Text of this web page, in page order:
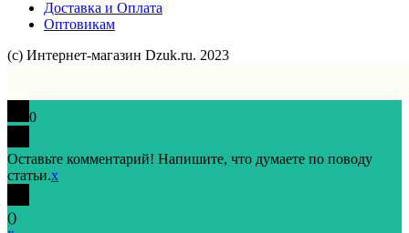
Доставка и Оплата
Оптовикам
(с) Интернет-магазин Dzuk.ru. 2023
0
Оставьте комментарий! Напишите, что думаете по поводу
статьи.x
()